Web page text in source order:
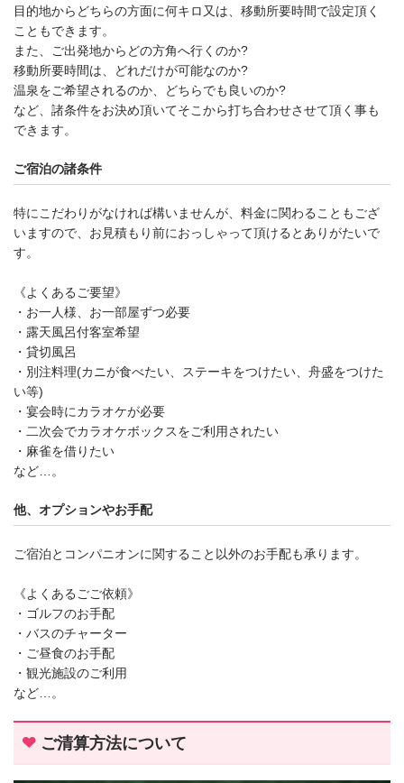
目的地からどちらの方面に何キロ又は、移動所要時間で設定頂く
こともできます。
また、ご出発地からどの方角へ行くのか?
移動所要時間は、どれだけが可能なのか?
温泉をご希望されるのか、どちらでも良いのか?
など、諸条件をお決め頂いてそこから打ち合わせさせて頂く事も
できます。
ご宿泊の諸条件
特にこだわりがなければ構いませんが、料金に関わることもござ
いますので、お見積もり前におっしゃって頂けるとありがたいで
す。
《よくあるご要望》
・お一人様、お一部屋ずつ必要
・露天風呂付客室希望
・貸切風呂
・別注料理(カニが食べたい、ステーキをつけたい、舟盛をつけた
い等)
・宴会時にカラオケが必要
・二次会でカラオケボックスをご利用されたい
・麻雀を借りたい
など…。
他、オプションやお手配
ご宿泊とコンパニオンに関すること以外のお手配も承ります。
《よくあるごご依頼》
・ゴルフのお手配
・バスのチャーター
・ご昼食のお手配
・観光施設のご利用
など…。
ご清算方法について